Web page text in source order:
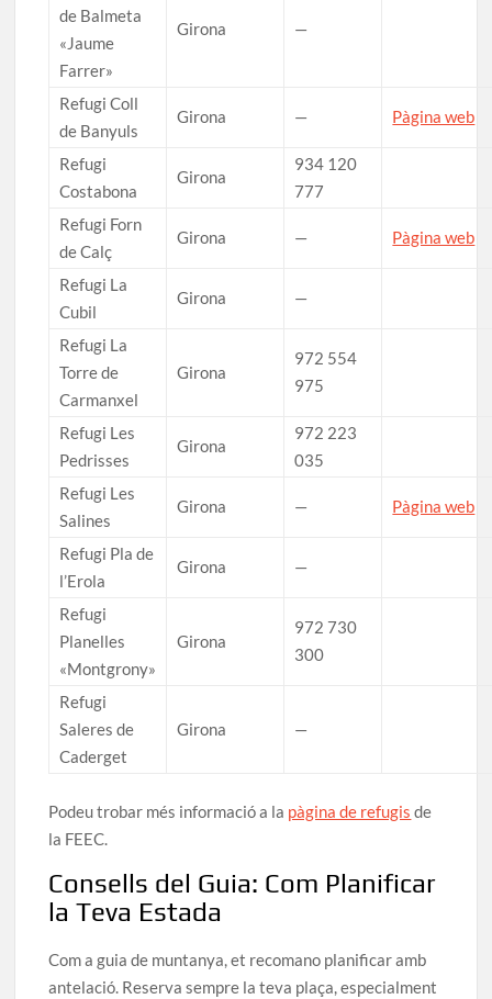
de Balmeta
«Jaume
Farrer»
Girona —
Refugi Coll
de Banyuls
Girona — Pàgina web
Refugi
Costabona
Girona
934 120
777
Refugi Forn
de Calç
Girona — Pàgina web
Refugi La
Cubil
Girona —
Refugi La
Torre de
Carmanxel
Girona
972 554
975
Refugi Les
Pedrisses
Girona
972 223
035
Refugi Les
Salines
Girona — Pàgina web
Refugi Pla de
l’Erola
Girona —
Refugi
Planelles
«Montgrony»
Girona
972 730
300
Refugi
Saleres de
Caderget
Girona —
Podeu trobar més informació a la pàgina de refugis de
la FEEC.
Consells del Guia: Com Planificar
la Teva Estada
Com a guia de muntanya, et recomano planificar amb
antelació. Reserva sempre la teva plaça, especialment